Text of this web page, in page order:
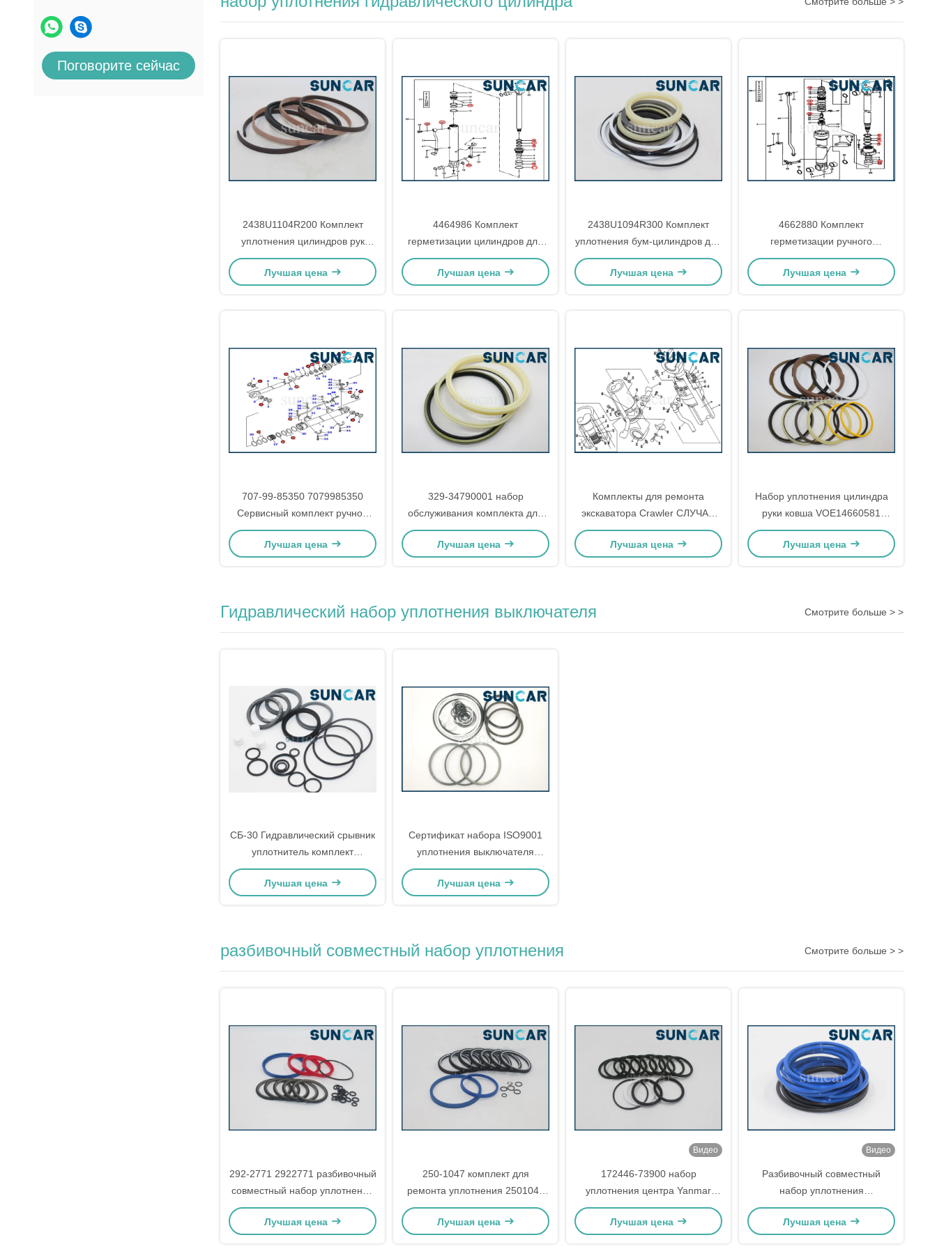
Поговорите сейчас
2438U1104R200 Комплект
уплотнения цилиндров рук
подходит для экскаватора
Kobelco SK200, SK200LC,
Лучшая цена
4464986 Комплект
герметизации цилиндров для
моделей 75D, 85D, 75C, 80C
John Deere
Лучшая цена
2438U1094R300 Комплект
уплотнения бум-цилиндров для
экскаватора Kobelco SK60
Лучшая цена
4662880 Комплект
герметизации ручного
цилиндра для экскаватора
Deere 200LC, 270CLC, 2554,
Лучшая цена
707-99-85350 7079985350
Сервисный комплект ручной
буровой установки для Komatsu
PC2000-8
Лучшая цена
329-34790001 набор
обслуживания комплекта для
ремонта уплотнения
32934790001 цилиндра для
Лучшая цена
Комплекты для ремонта
экскаватора Crawler СЛУЧАЯ
набора CX240 CX290
запечатывания цилиндра ведра
Лучшая цена
Набор уплотнения цилиндра
руки ковша VOE14660581
приспосабливает оборудование
SUNCARVO.L.VO EC350E
Лучшая цена
Гидравлический набор уплотнения выключателя Смотрите больше > >
СБ-30 Гидравлический срывник
уплотнитель комплект
Подходит для Soosan СБ30
экскаватор уплотнитель
Лучшая цена
Сертификат набора ISO9001
уплотнения выключателя
SUNCAR TOKU гидравлический
Лучшая цена
разбивочный совместный набор уплотнения Смотрите больше > >
292-2771 2922771 разбивочный
совместный набор уплотнения
для экскаватора колеса M313C
M315C M317D
Лучшая цена
250-1047 комплект для
ремонта уплотнения 2501047
шарнирных соединений для
экскаватора колеса моделей
Лучшая цена
Видео
172446-73900 набор
уплотнения центра Yanmar
SV08-1 SV08-1A набора
17244673900 уплотнения
Лучшая цена
Видео
Разбивочный совместный
набор уплотнения
VOE14506407 14506407 для
шарнирного соединения
Лучшая цена